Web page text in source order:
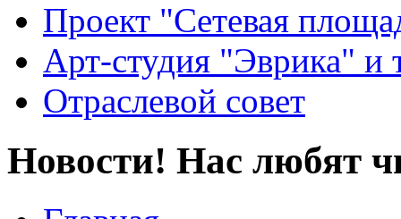
Проект "Сетевая
Арт-студия "Эврика" и
Отраслевой совет
Новости! Нас любят